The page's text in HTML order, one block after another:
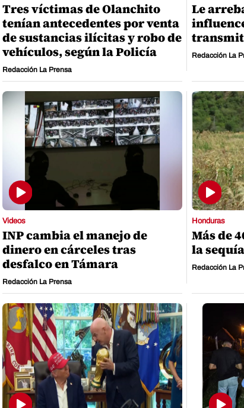
Tres víctimas de Olanchito
tenían antecedentes por venta
de sustancias ilícitas y robo de
vehículos, según la Policía
Redacción La Prensa
Le
Redacción La
Videos
INP cambia el manejo de
dinero en cárceles tras
desfalco en Támara
Redacción La Prensa
Honduras
Más de
la
Redacción La